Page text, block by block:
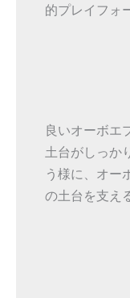
的プレイフォ
良いオーボエ
土台がしっか
う様に、オー
の土台を支え